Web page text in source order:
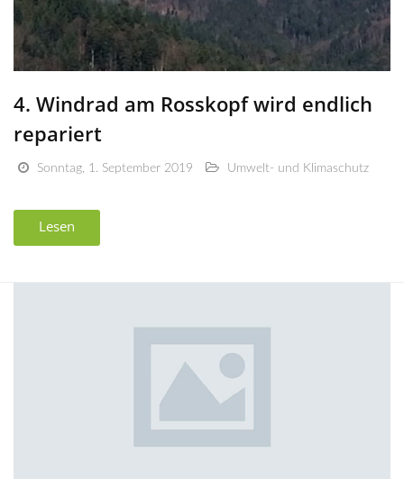
4. Windrad am Rosskopf wird endlich
repariert
Sonntag, 1. September 2019 Umwelt- und Klimaschutz
Lesen